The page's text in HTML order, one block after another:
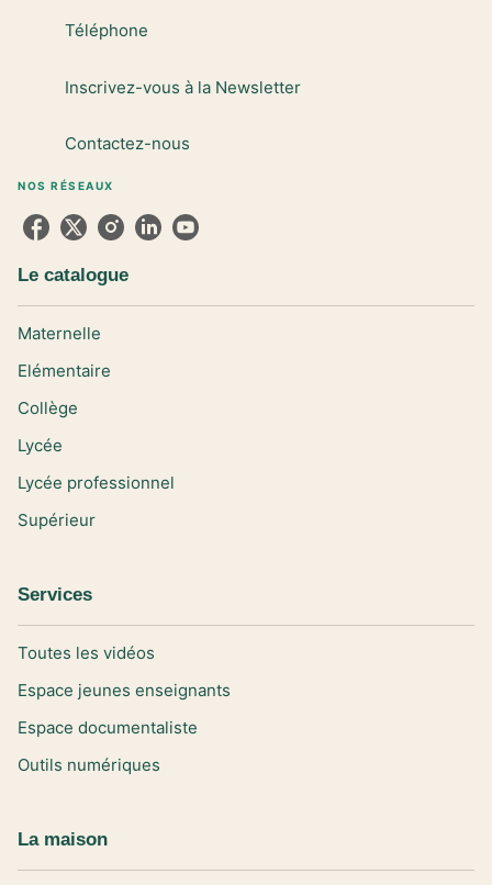
Téléphone
Inscrivez-vous à la Newsletter
Contactez-nous
NOS RÉSEAUX
Le catalogue
Maternelle
Elémentaire
Collège
Lycée
Lycée professionnel
Supérieur
Services
Toutes les vidéos
Espace jeunes enseignants
Espace documentaliste
Outils numériques
La maison